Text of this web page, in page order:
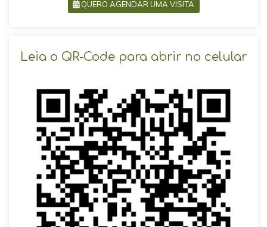
QUERO AGENDAR UMA VISITA
Leia o QR-Code para abrir no celular